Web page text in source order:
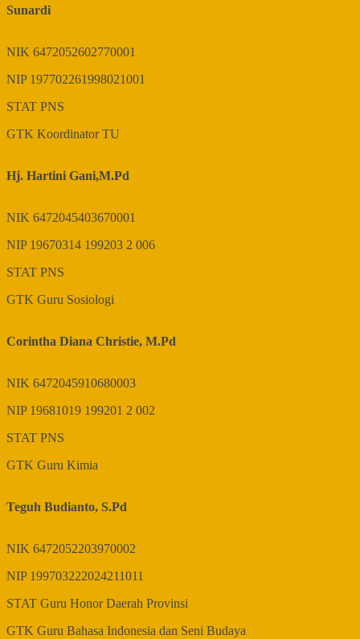
Sunardi
NIK 6472052602770001
NIP 197702261998021001
STAT PNS
GTK Koordinator TU
Hj. Hartini Gani,M.Pd
NIK 6472045403670001
NIP 19670314 199203 2 006
STAT PNS
GTK Guru Sosiologi
Corintha Diana Christie, M.Pd
NIK 6472045910680003
NIP 19681019 199201 2 002
STAT PNS
GTK Guru Kimia
Teguh Budianto, S.Pd
NIK 6472052203970002
NIP 199703222024211011
STAT Guru Honor Daerah Provinsi
GTK Guru Bahasa Indonesia dan Seni Budaya